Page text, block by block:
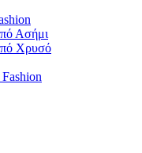
Ασήμι
Χρυσό
Fashion